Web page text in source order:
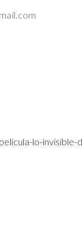
lo-invisible-